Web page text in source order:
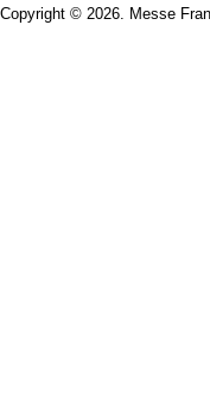
Copyright © 2026. Messe